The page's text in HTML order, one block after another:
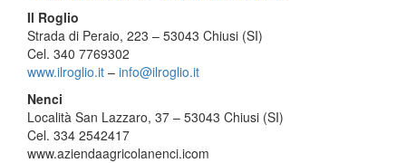
Il Roglio
Strada di Peraio, 223 – 53043 Chiusi (SI)
Cel. 340 7769302
www.ilroglio.it – info@ilroglio.it
Nenci
Località San Lazzaro, 37 – 53043 Chiusi (SI)
Cel. 334 2542417
www.aziendaagricolanenci.icom